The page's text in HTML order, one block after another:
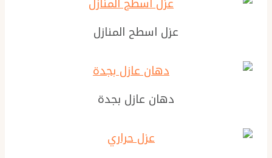
عزل اسطح المنازل
دهان عازل بجدة